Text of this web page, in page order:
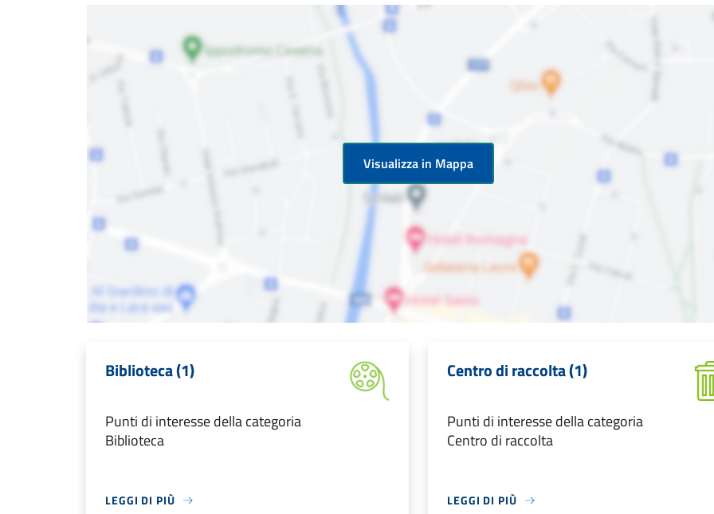
Visualizza in Mappa
Biblioteca (1)
Punti di interesse della categoria
Biblioteca
LEGGI DI PIÙ
Centro di raccolta (1)
Punti di interesse della categoria
Centro di raccolta
LEGGI DI PIÙ